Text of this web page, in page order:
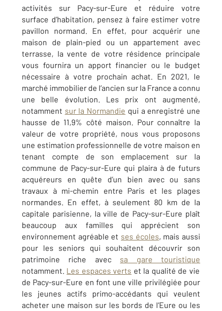
activités sur Pacy-sur-Eure et réduire votre
surface d’habitation, pensez à faire estimer votre
pavillon normand. En effet, pour acquérir une
maison de plain-pied ou un appartement avec
terrasse, la vente de votre résidence principale
vous fournira un apport financier ou le budget
nécessaire à votre prochain achat. En 2021, le
marché immobilier de l’ancien sur la France a connu
une belle évolution. Les prix ont augmenté,
notamment sur la Normandie qui a enregistré une
hausse de 11,9% côté maison. Pour connaître la
valeur de votre propriété, nous vous proposons
une estimation professionnelle de votre maison en
tenant compte de son emplacement sur la
commune de Pacy-sur-Eure qui plaira à de futurs
acquéreurs en quête d’un bien avec ou sans
travaux à mi-chemin entre Paris et les plages
normandes. En effet, à seulement 80 km de la
capitale parisienne, la ville de Pacy-sur-Eure plaît
beaucoup aux familles qui apprécient son
environnement agréable et ses écoles, mais aussi
pour les seniors qui souhaitent découvrir son
patrimoine riche avec sa gare touristique
notamment. Les espaces verts et la qualité de vie
de Pacy-sur-Eure en font une ville privilégiée pour
les jeunes actifs primo-accédants qui veulent
acheter une maison sur les bords de l’Eure ou les